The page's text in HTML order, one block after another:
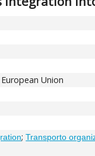
Union
;Transporto